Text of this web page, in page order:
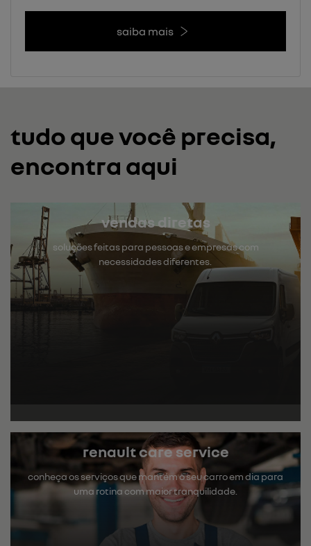
saiba mais
tudo que você precisa,
encontra aqui
vendas diretas
soluções feitas para pessoas e empresas com
necessidades diferentes.
renault care service
conheça os serviços que mantém o seu carro em dia para
uma rotina com maior tranquilidade.